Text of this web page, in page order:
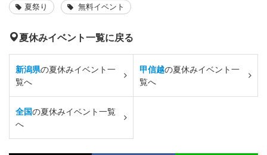
夏祭り 無料イベント
夏休みイベント一覧に戻る
新潟県の夏休みイベント一
覧へ
甲信越の夏休みイベント一
覧へ
全国の夏休みイベント一覧
へ